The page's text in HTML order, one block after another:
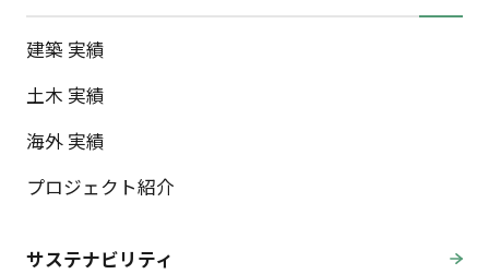
建築 実績
土木 実績
海外 実績
プロジェクト紹介
サステナビリティ